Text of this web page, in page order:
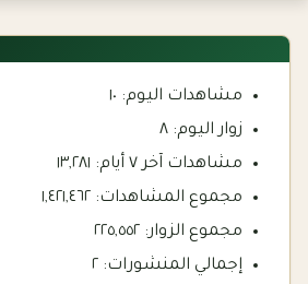
مشاهدات اليوم: ١٠
زوار اليوم:٨
مشاهدات آخر ٧ أيام:
١٣,٢٨١
مجموع المشاهدات: ١,٤٢١,٤٦٢
مجموع الزوار: ٢٢٥,٥٥٢
إجمالي المنشورات: ٢